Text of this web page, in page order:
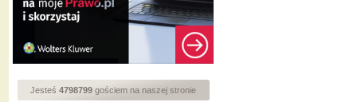
Jesteś 4798799 gościem na naszej stronie